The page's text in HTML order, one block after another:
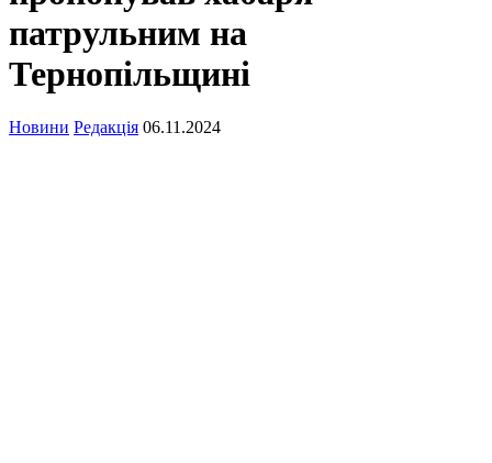
патрульним на
Тернопільщині
Новини Редакція 06.11.2024